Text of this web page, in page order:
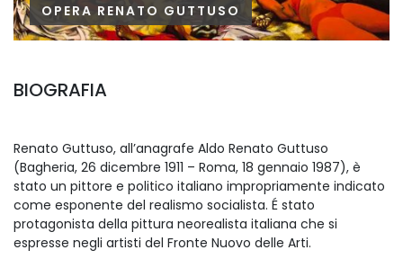
OPERA RENATO GUTTUSO
BIOGRAFIA
Renato Guttuso, all’anagrafe Aldo Renato Guttuso
(Bagheria, 26 dicembre 1911 – Roma, 18 gennaio 1987), è
stato un pittore e politico italiano impropriamente indicato
come esponente del realismo socialista. É stato
protagonista della pittura neorealista italiana che si
espresse negli artisti del Fronte Nuovo delle Arti.